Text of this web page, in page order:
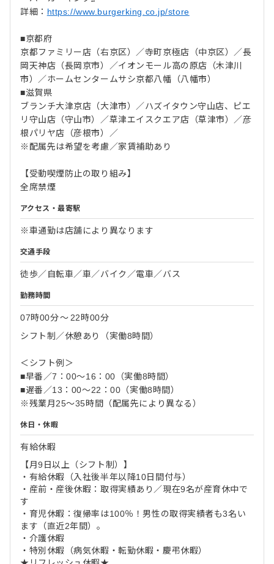
詳細： https://www.burgerking.co.jp/store
■京都府
京都ファミリー店（右京区）／寺町京極店（中京区）／長
岡天神店（長岡京市）／イオンモール高の原店（木津川
市）／ホームセンタームサシ京都八幡（八幡市）
■滋賀県
ブランチ大津京店（大津市）／ハズイタウン守山店、ピエ
リ守山店（守山市）／草津エイスクエア店（草津市）／彦
根パリヤ店（彦根市）／
※配属先は希望を考慮／家賃補助あり
【受動喫煙防止の取り組み】
全席禁煙
アクセス・最寄駅
※車通勤は店舗により異なります
交通手段
徒歩／自転車／車／バイク／電車／バス
勤務時間
07時00分〜 22時00分
シフト制／休憩あり（実働8時間）
＜シフト例＞
■早番／7：00～16：00（実働8時間）
■遅番／13：00～22：00（実働8時間）
※残業月25～35時間（配属先により異なる）
休日・休暇
有給休暇
【月9日以上（シフト制）】
・有給休暇（入社後半年以降10日間付与）
・産前・産後休暇：取得実績あり／現在9名が産育休中で
す
・育児休暇：復帰率は100％！男性の取得実績者も3名い
ます（直近2年間）。
・介護休暇
・特別休暇（病気休暇・転勤休暇・慶弔休暇）